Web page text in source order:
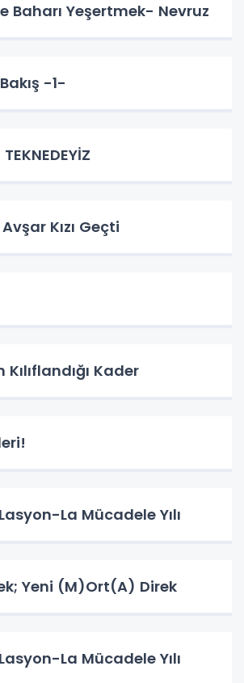
Baharı Yeşertmek- Nevruz
-1-
Kızı Geçti
Kılıflandığı Kader
La Mücadele Yılı
Yeni (M)Ort(A) Direk
La Mücadele Yılı